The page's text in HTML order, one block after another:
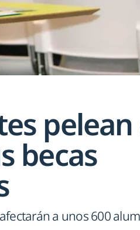
becas
a unos 600